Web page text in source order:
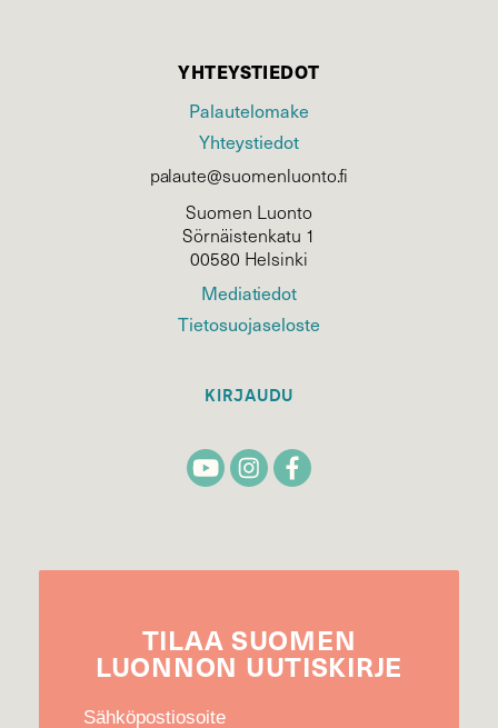
YHTEYSTIEDOT
Palautelomake
Yhteystiedot
palaute@suomenluonto.fi
Suomen Luonto
Sörnäistenkatu 1
00580 Helsinki
Mediatiedot
Tietosuojaseloste
KIRJAUDU
TILAA SUOMEN
LUONNON UUTIS­KIRJE
Sähköpostiosoite